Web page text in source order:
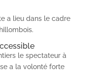
a lieu dans le cadre
le spectateur à
a la volonté forte